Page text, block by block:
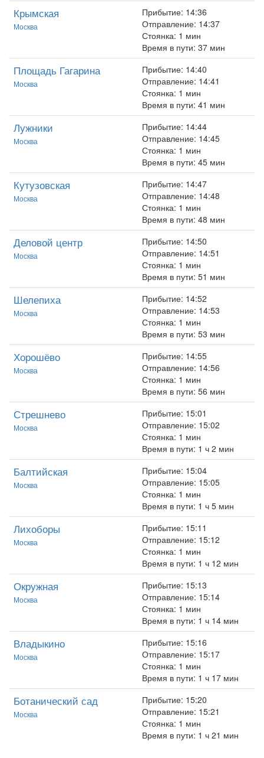
Крымская
Москва
Прибытие: 14:36
Отправление: 14:37
Стоянка: 1 мин
Время в пути: 37 мин
Площадь Гагарина
Москва
Прибытие: 14:40
Отправление: 14:41
Стоянка: 1 мин
Время в пути: 41 мин
Лужники
Москва
Прибытие: 14:44
Отправление: 14:45
Стоянка: 1 мин
Время в пути: 45 мин
Кутузовская
Москва
Прибытие: 14:47
Отправление: 14:48
Стоянка: 1 мин
Время в пути: 48 мин
Деловой центр
Москва
Прибытие: 14:50
Отправление: 14:51
Стоянка: 1 мин
Время в пути: 51 мин
Шелепиха
Москва
Прибытие: 14:52
Отправление: 14:53
Стоянка: 1 мин
Время в пути: 53 мин
Хорошёво
Москва
Прибытие: 14:55
Отправление: 14:56
Стоянка: 1 мин
Время в пути: 56 мин
Стрешнево
Москва
Прибытие: 15:01
Отправление: 15:02
Стоянка: 1 мин
Время в пути: 1 ч 2 мин
Балтийская
Москва
Прибытие: 15:04
Отправление: 15:05
Стоянка: 1 мин
Время в пути: 1 ч 5 мин
Лихоборы
Москва
Прибытие: 15:11
Отправление: 15:12
Стоянка: 1 мин
Время в пути: 1 ч 12 мин
Окружная
Москва
Прибытие: 15:13
Отправление: 15:14
Стоянка: 1 мин
Время в пути: 1 ч 14 мин
Владыкино
Москва
Прибытие: 15:16
Отправление: 15:17
Стоянка: 1 мин
Время в пути: 1 ч 17 мин
Ботанический сад
Москва
Прибытие: 15:20
Отправление: 15:21
Стоянка: 1 мин
Время в пути: 1 ч 21 мин